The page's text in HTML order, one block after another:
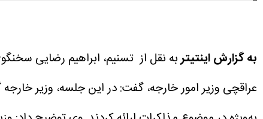
به گزارش اینتیتربه نقل از تسنیم، ابراهیم رضایی